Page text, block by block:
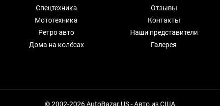
Спецтехника
Мототехника
Ретро авто
Дома на колёсах
Отзывы
Контакты
Наши представители
Галерея
© 2002-2026 AutoBazar.US - Авто из США